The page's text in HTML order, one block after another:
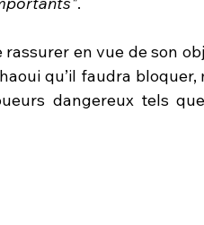
en vue de son
qu’il faudra bloquer,
dangereux tels